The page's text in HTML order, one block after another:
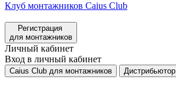
Клуб монтажников Caius Club
Регистрация
для монтажников
Личный кабинет
Вход в личный кабинет
Caius Club для монтажников Дистрибьютор